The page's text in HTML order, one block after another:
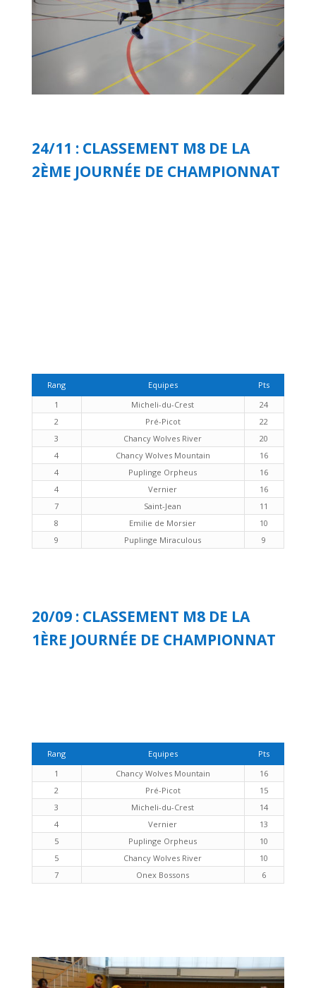
24/11 : CLASSEMENT M8 DE LA
2ÈME JOURNÉE DE CHAMPIONNAT
Rang Equipes
Pts
1
Micheli-du-Crest
24
2
Pré-Picot
22
3
Chancy Wolves River
20
4
Chancy Wolves Mountain
16
4
Puplinge Orpheus
16
4
Vernier
16
7
Saint-Jean
11
8
Emilie de Morsier
10
9
Puplinge Miraculous 9
20/09 : CLASSEMENT M8 DE LA
1ÈRE JOURNÉE DE CHAMPIONNAT
Rang Equipes
Pts
1
Chancy Wolves Mountain
16
2
Pré-Picot
15
3
Micheli-du-Crest
14
4
Vernier
13
5
Puplinge Orpheus
10
5
Chancy Wolves River
10
7
Onex Bossons 6